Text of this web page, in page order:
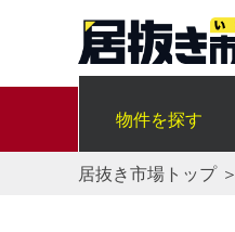
物件を探す
居抜き市場トップ＞